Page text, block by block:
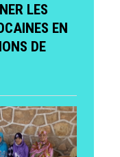
LES
EN
DE